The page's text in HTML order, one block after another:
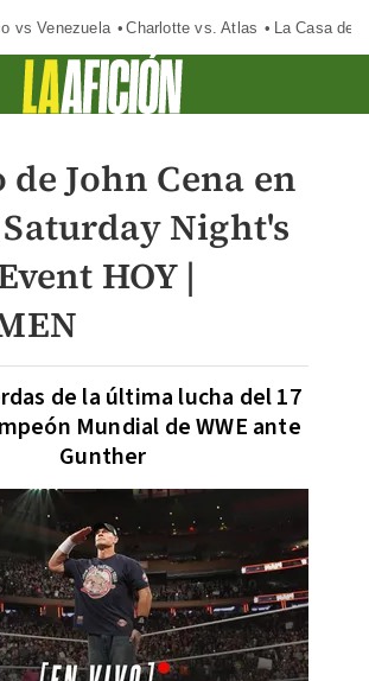
vs Venezuela Charlotte vs. Atlas La Casa de
John Cena en
Night's
HOY |
de la última lucha del 17
Mundial de WWE ante
Gunther